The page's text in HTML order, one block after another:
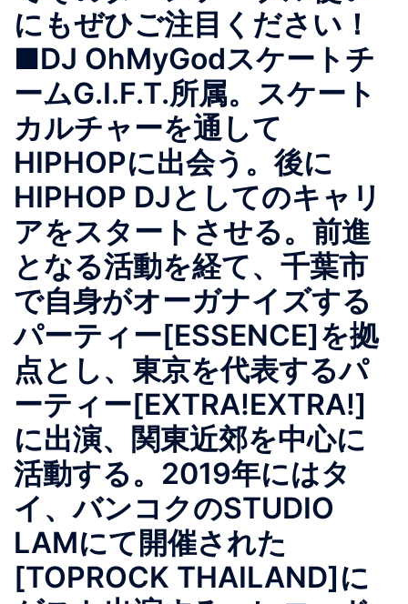
にもぜひご注目ください！
■DJ OhMyGodスケートチ
ームG.I.F.T.所属。スケート
カルチャーを通して
HIPHOPに出会う。後に
HIPHOP DJとしてのキャリ
アをスタートさせる。前進
となる活動を経て、千葉市
で自身がオーガナイズする
パーティー[ESSENCE]を拠
点とし、東京を代表するパ
ーティー[EXTRA!EXTRA!]
に出演、関東近郊を中心に
活動する。2019年にはタ
イ、バンコクのSTUDIO
LAMにて開催された
[TOPROCK THAILAND]に